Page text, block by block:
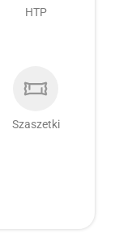
HTP
Szaszetki